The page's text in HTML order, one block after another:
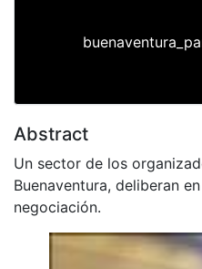
Abstract
Un sector de los
Buenaventura, deliberan
negociación.